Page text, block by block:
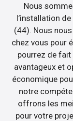
Nous
l’installation
(44). Nous
chez vous pour
pourrez de fait
avantageux et
économique
notre
offrons les
pour votre